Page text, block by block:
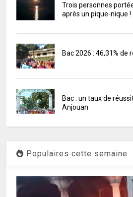
Trois personnes
après un pique-nique !
Bac 2026 : 46,31% de
Bac : un taux de
Anjouan
Populaires cette semaine